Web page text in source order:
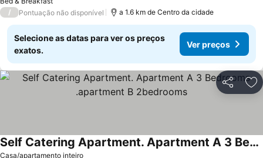
/
Pontuação não disponível a 1.6 km de Centro da cidade
Selecione as datas para ver os preços
exatos.
Ver preços
Partilhar
Casa/apartamento inteiro
Self Catering Apartment. Apartment A 3 Bedrooms .apartment B 2bedrooms